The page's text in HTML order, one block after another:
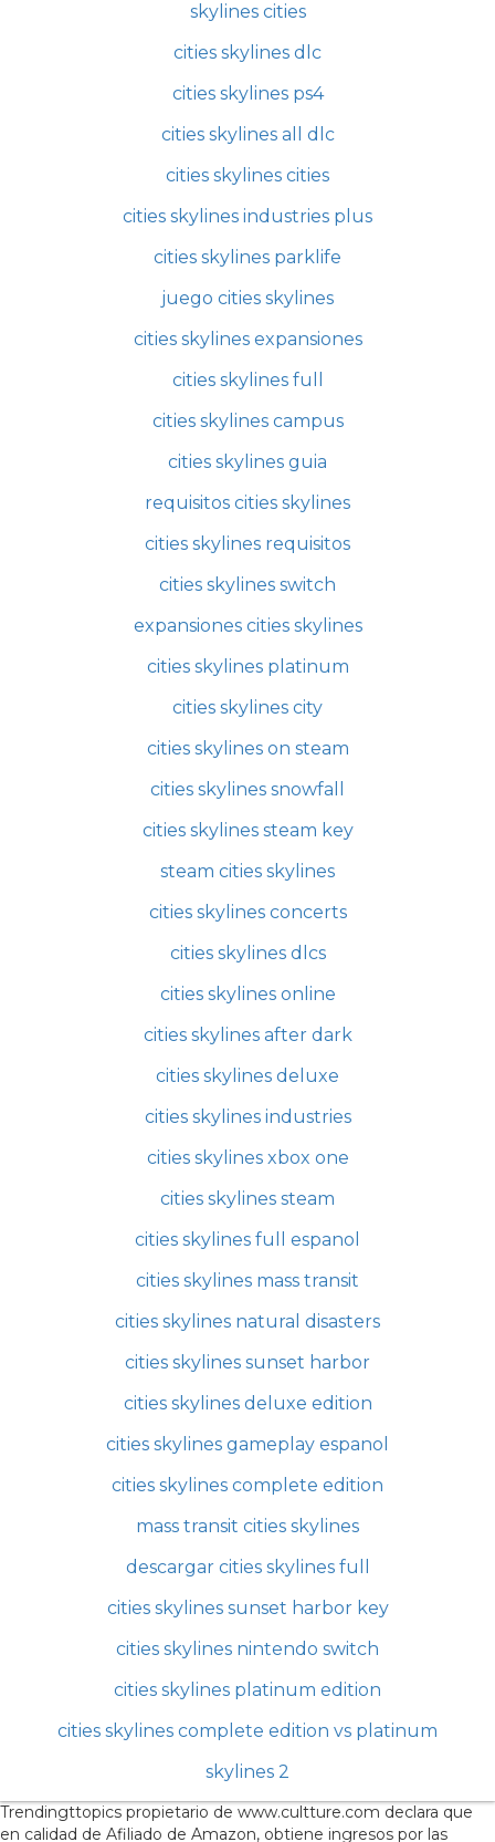
skylines cities
cities skylines dlc
cities skylines ps4
cities skylines all dlc
cities skylines cities
cities skylines industries plus
cities skylines parklife
juego cities skylines
cities skylines expansiones
cities skylines full
cities skylines campus
cities skylines guia
requisitos cities skylines
cities skylines requisitos
cities skylines switch
expansiones cities skylines
cities skylines platinum
cities skylines city
cities skylines on steam
cities skylines snowfall
cities skylines steam key
steam cities skylines
cities skylines concerts
cities skylines dlcs
cities skylines online
cities skylines after dark
cities skylines deluxe
cities skylines industries
cities skylines xbox one
cities skylines steam
cities skylines full espanol
cities skylines mass transit
cities skylines natural disasters
cities skylines sunset harbor
cities skylines deluxe edition
cities skylines gameplay espanol
cities skylines complete edition
mass transit cities skylines
descargar cities skylines full
cities skylines sunset harbor key
cities skylines nintendo switch
cities skylines platinum edition
cities skylines complete edition vs platinum
skylines 2
Trendingttopics propietario de www.cultture.com declara que
en calidad de Afiliado de Amazon, obtiene ingresos por las